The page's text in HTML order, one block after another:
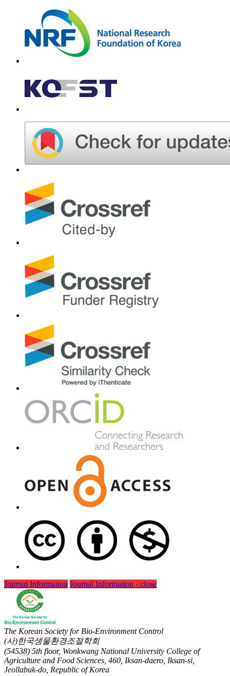
Journal Informaiton Journal Informaiton - close
The Korean Society for Bio-Environment Control
(사)한국생물환경조절학회
(54538) 5th floor, Wonkwang National University College of
Agriculture and Food Sciences, 460, Iksan-daero, Iksan-si,
Jeollabuk-do, Republic of Korea